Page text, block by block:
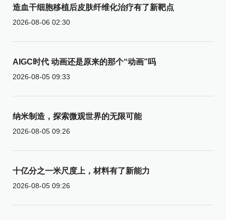
造血干细胞移植后皮肤纤维化治疗有了新靶点
2026-08-06 02:30
AIGC时代 动画还是原来的那个“动画”吗
2026-08-05 09:33
纳米制造，探索微观世界的无限可能
2026-08-05 09:26
十亿分之一米尺度上，材料有了新能力
2026-08-05 09:26